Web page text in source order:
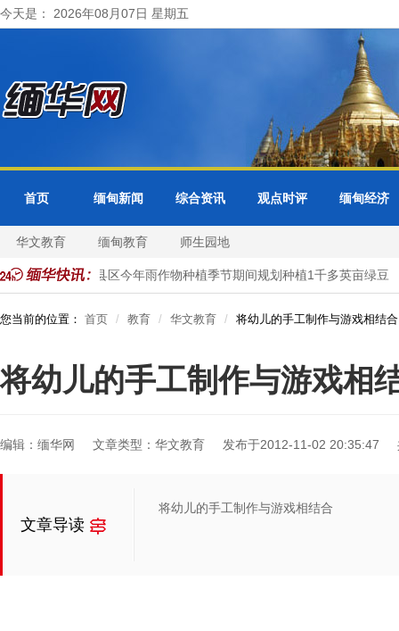
今天是： 2026年08月07日 星期五
首页 缅甸新闻 综合资讯 观点时评 缅甸经济
华文教育 缅甸教育 师生园地
实皆省耶乌县区今年雨作物种植季节期间规划种植1千多英亩绿豆
您当前的位置： 首页 教育 华文教育 将幼儿的手工制作与游戏相结合
将幼儿的手工制作与游戏相
编辑：缅华网 文章类型：华文教育 发布于2012-11-02 20:35:47
文章导读
将幼儿的手工制作与游戏相结合